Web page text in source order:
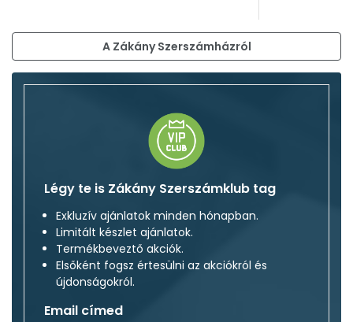
A Zákány Szerszámházról
Légy te is Zákány Szerszámklub tag
Exkluzív ajánlatok minden hónapban.
Limitált készlet ajánlatok.
Termékbeveztő akciók.
Elsőként fogsz értesülni az akciókról és
újdonságokról.
Email címed